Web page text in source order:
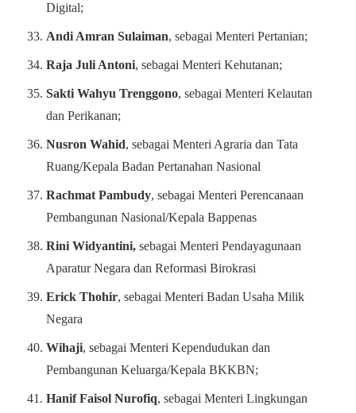
Digital;
Andi Amran Sulaiman, sebagai Menteri Pertanian;
Raja Juli Antoni, sebagai Menteri Kehutanan;
Sakti Wahyu Trenggono, sebagai Menteri Kelautan
dan Perikanan;
Nusron Wahid, sebagai Menteri Agraria dan Tata
Ruang/Kepala Badan Pertanahan Nasional
Rachmat Pambudy, sebagai Menteri Perencanaan
Pembangunan Nasional/Kepala Bappenas
Rini Widyantini, sebagai Menteri Pendayagunaan
Aparatur Negara dan Reformasi Birokrasi
Erick Thohir, sebagai Menteri Badan Usaha Milik
Negara
Wihaji, sebagai Menteri Kependudukan dan
Pembangunan Keluarga/Kepala BKKBN;
Hanif Faisol Nurofiq, sebagai Menteri Lingkungan